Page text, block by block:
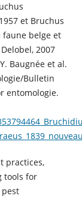
et Bruchus
faune belge et
2007
Baugnée et al.
Bulletin
entomologie.
practices,
tools for